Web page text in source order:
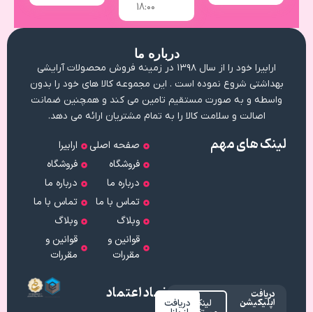
18:۰۰
لینک های مهم
صفحه اصلی
فروشگاه
درباره ما
تماس با ما
وبلاگ
قوانین و
مقررات
ارابیرا
فروشگاه
درباره ما
تماس با ما
وبلاگ
قوانین و
مقررات
درباره ما
ارابیرا خود را از سال ۱۳۹۸ در زمینه فروش محصولات آرایشی
بهداشتی شروع نموده است . این مجموعه کالا های خود را بدون
واسطه و به صورت مستقیم تامین می کند و همچنین ضمانت
اصالت و سلامت کالا را به تمام مشتریان ارائه می دهد.
دریافت
اپلیکیشن لینک دریافتنماد اعتماد